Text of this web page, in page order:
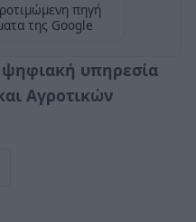
πηγή
της Google
ψηφιακή υπηρεσία
Αγροτικών